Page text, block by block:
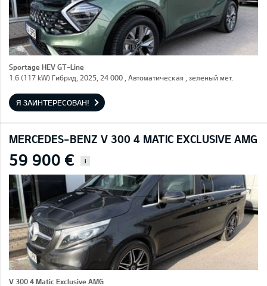
Sportage HEV GT-Line
1.6 (117 kW) Гибрид, 2025, 24 000 , Автоматическая , зеленый мет.
Я ЗАИНТЕРЕСОВАН!
MERCEDES-BENZ V 300 4 MATIC EXCLUSIVE AMG
59 900 € i
V 300 4 Matic Exclusive AMG